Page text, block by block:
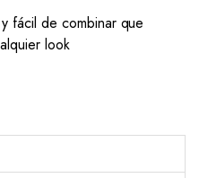
fácil de combinar que
look